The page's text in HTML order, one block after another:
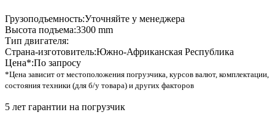
Грузоподъемность:Уточняйте у менеджера
Высота подъема:3300 mm
Тип двигателя:
Страна-изготовитель:Южно-Африканская Республика
Цена*:По запросу
*Цена зависит от местоположения погрузчика, курсов валют, комплектации,
состояния техники (для б/у товара) и других факторов
5 лет гарантии на погрузчик